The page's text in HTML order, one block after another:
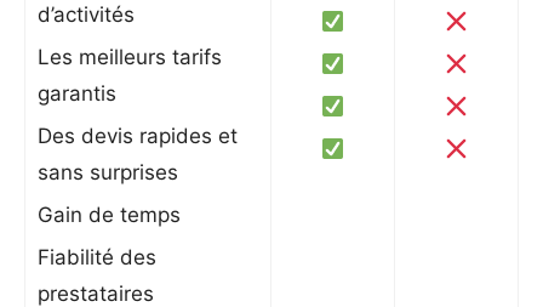
d’activités
Les meilleurs tarifs
garantis
Des devis rapides et
sans surprises
Gain de temps
Fiabilité des
prestataires